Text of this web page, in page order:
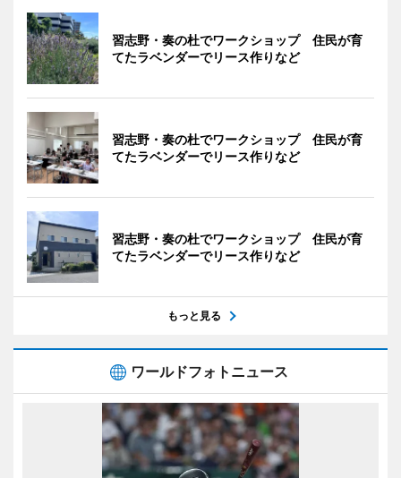
習志野・奏の杜でワークショップ 住民が育
てたラベンダーでリース作りなど
習志野・奏の杜でワークショップ 住民が育
てたラベンダーでリース作りなど
習志野・奏の杜でワークショップ 住民が育
てたラベンダーでリース作りなど
もっと見る
ワールドフォトニュース